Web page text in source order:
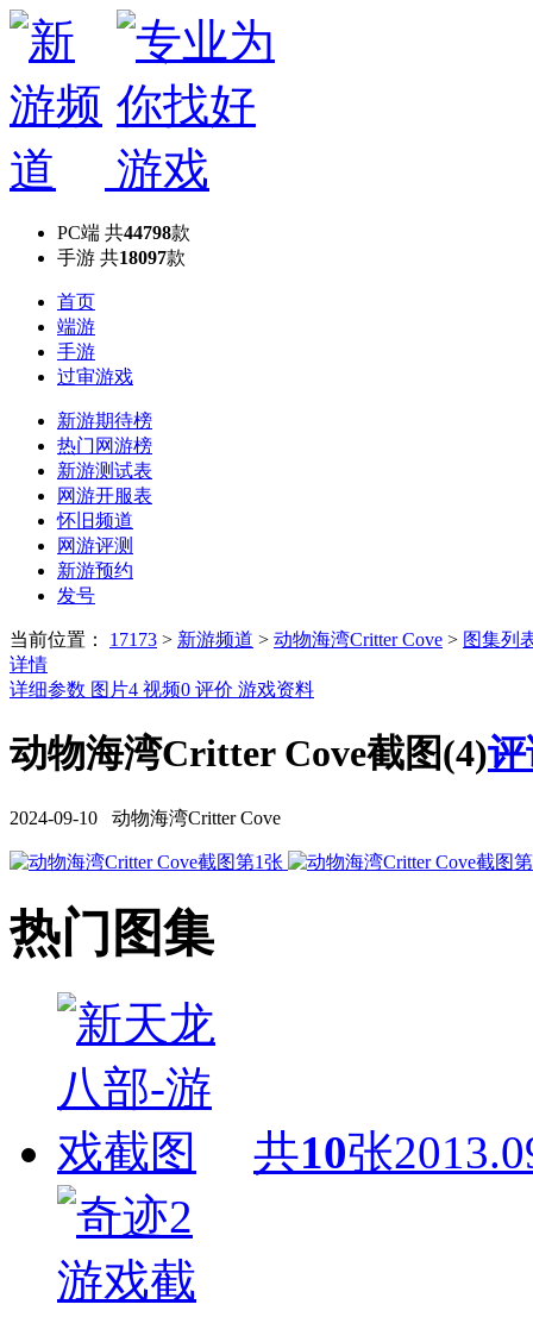
PC端 共44798款
手游 共18097款
首页
端游
手游
过审游戏
新游期待榜
热门网游榜
新游测试表
网游开服表
怀旧频道
网游评测
新游预约
发号
当前位置： 17173 > 新游频道 > 动物海湾Critter Cove > 图集列
详情
详细参数 图片4 视频0 评价 游戏资料
动物海湾Critter Cove截图(4)
2024-09-10 动物海湾Critter Cove
热门图集
共10张